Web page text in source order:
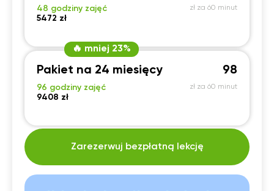
48 godziny zajęć
5472 zł
zł za 60 minut
🔥 mniej 23%
Pakiet na 24 miesięcy
96 godziny zajęć
9408 zł
98
zł za 60 minut
Zarezerwuj bezpłatną lekcję